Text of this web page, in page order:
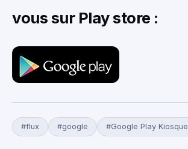
vous sur Play store :
#flux #google #Google Play Kiosque